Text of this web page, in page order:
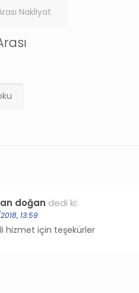
Nakliyat
doğan dedi ki:
13:59
hizmet için teşekürler